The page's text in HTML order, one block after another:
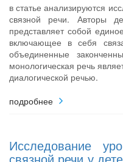
в статье анализируются
связной речи. Авторы
представляет собой
включающее в себя
объединенные
монологическая речь
диалогической речью.
подробнее
Исследование